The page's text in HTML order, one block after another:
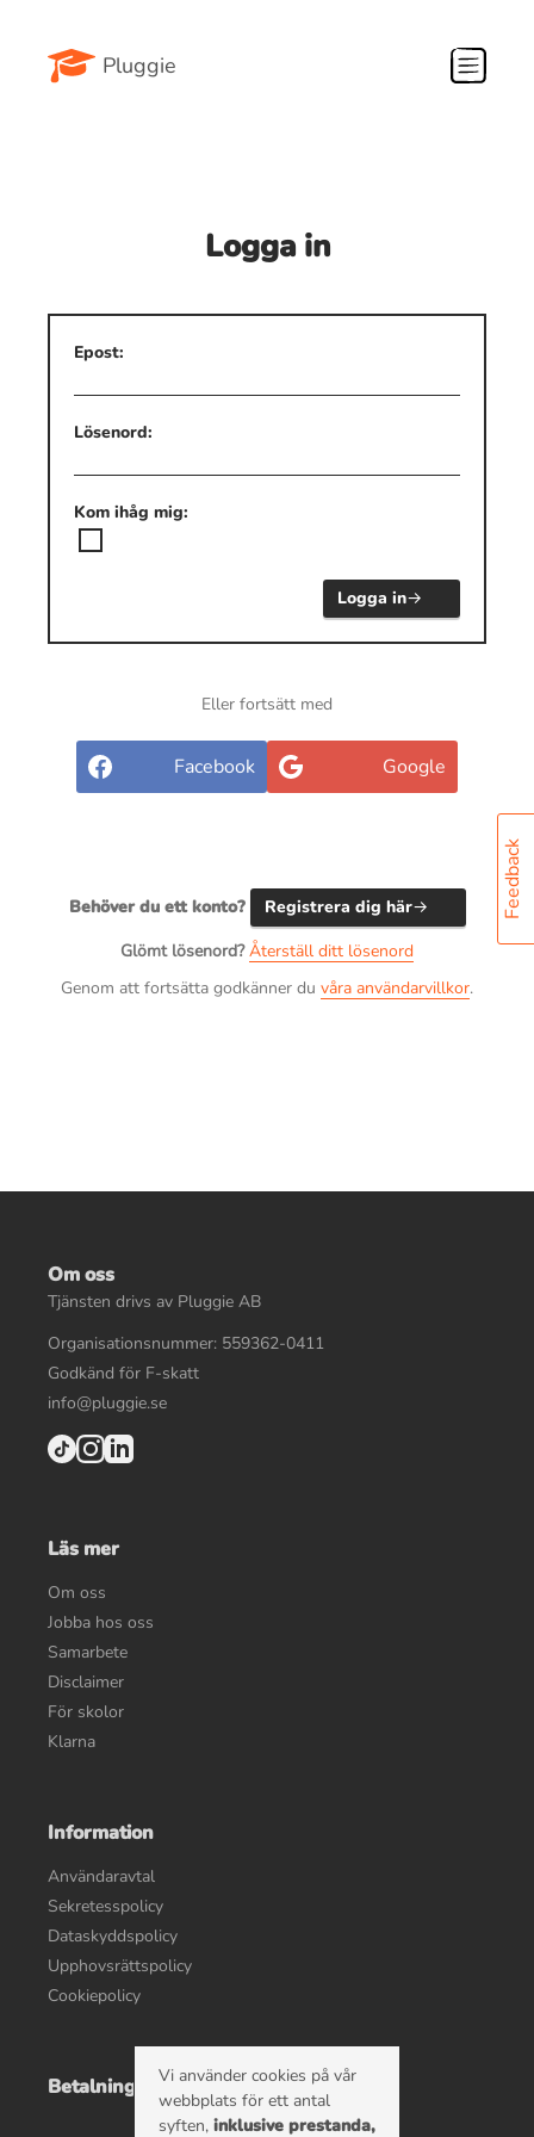
Pluggie
Feedback
Logga in
Epost:
Lösenord:
Kom ihåg mig:
Logga in
Eller fortsätt med
Facebook Google
Behöver du ett konto?
Registrera dig här
Glömt lösenord? Återställ ditt lösenord
Genom att fortsätta godkänner du våra användarvillkor.
Om oss
Tjänsten drivs av Pluggie AB
Organisationsnummer: 559362-0411
Godkänd för F-skatt
info@pluggie.se
Läs mer
Om oss
Jobba hos oss
Samarbete
Disclaimer
För skolor
Klarna
Information
Användaravtal
Sekretesspolicy
Dataskyddspolicy
Upphovsrättspolicy
Cookiepolicy
BetalningsalternativVi använder cookies på vår
webbplats för ett antal
syften, inklusive prestanda,